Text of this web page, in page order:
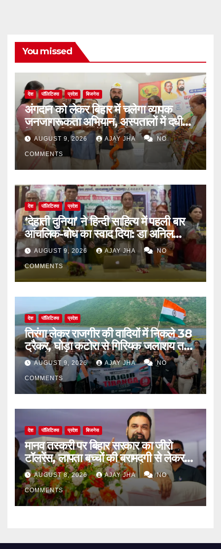
You missed
देश पॉलिटिक्स प्रदेश बिजनेस
अंगदान को लेकर बिहार में चलेगा व्यापक
जनजागरूकता अभियान, अस्पतालों में दधीचि
देहदान समिति की होगी भागीदारी
AUGUST 9, 2026 AJAY JHA NO
COMMENTS
देश पॉलिटिक्स प्रदेश
‘देहाती दुनिया’ ने हिन्दी साहित्य में पहली बार
आंचलिक-बोध का स्वाद दिया: डा अनिल
सुलभ
AUGUST 9, 2026 AJAY JHA NO
COMMENTS
देश पॉलिटिक्स प्रदेश
तिरंगा लेकर राजगीर की वादियों में निकले 38
ट्रैकर, घोड़ा कटोरा से गिरियक जलाशय तक
गूंजा देशभक्ति का संदेश
AUGUST 9, 2026 AJAY JHA NO
COMMENTS
देश पॉलिटिक्स प्रदेश बिजनेस
मानव तस्करी पर बिहार सरकार का जीरो
टॉलरेंस, लापता बच्चों की बरामदगी से लेकर
पुनर्वास तक पर जोर: सम्राट चौधरी
AUGUST 8, 2026 AJAY JHA NO
COMMENTS